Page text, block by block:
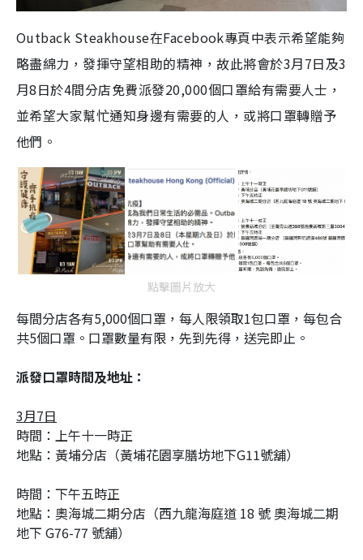
Outback Steakhouse在Facebook專頁中表示希望能夠
略盡綿力，發揮守望相助的精神，故此將會於3月7日及3
月8日於4間分店免費派發20,000個口罩給有需要人士，
並希望大家幫忙通知身邊有需要的人，或將口罩轉贈予
他們。
點擊圖片放大
每間分店各有5,000個口罩，每人限領取1包口罩，每包合
共5個口罩。口罩數量有限，先到先得，送完即止。
派發口罩時間及地址：
3月7日
時間：上午十一時正
地點：黃埔分店（黃埔花園享膳坊地下G11號舖）
時間：下午五時正
地點：奧海城二期分店（西九龍海庭道 18 號 奧海城二期
地下 G76-77 號舖）